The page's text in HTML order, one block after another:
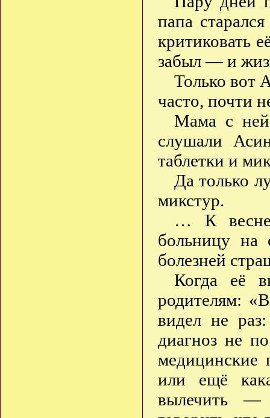
папа
критиковать
забыл — и
Только вот
часто, почти
Мама с ней
слушали
таблетки и
Да только
микстур.
… К весне
больницу на
болезней
Когда её
родителям:
видел не
диагноз не
или ещё
вылечить —